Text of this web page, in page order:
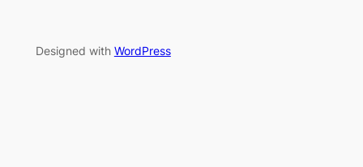
Designed with WordPress